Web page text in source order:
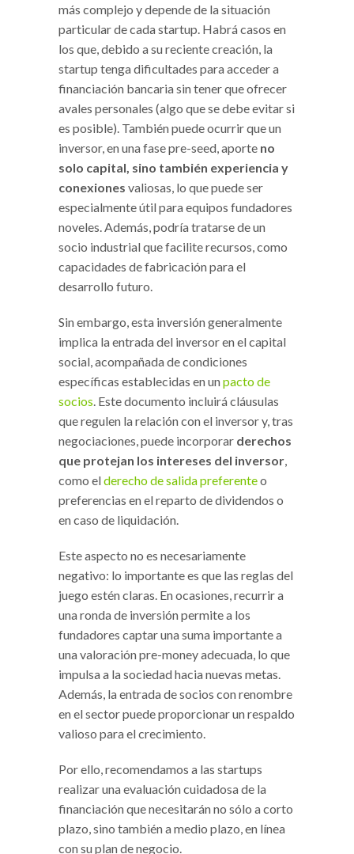
más complejo y depende de la situación
particular de cada startup. Habrá casos en
los que, debido a su reciente creación, la
startup tenga dificultades para acceder a
financiación bancaria sin tener que ofrecer
avales personales (algo que se debe evitar si
es posible). También puede ocurrir que un
inversor, en una fase pre-seed, aporte no
solo capital, sino también experiencia y
conexiones valiosas, lo que puede ser
especialmente útil para equipos fundadores
noveles. Además, podría tratarse de un
socio industrial que facilite recursos, como
capacidades de fabricación para el
desarrollo futuro.
Sin embargo, esta inversión generalmente
implica la entrada del inversor en el capital
social, acompañada de condiciones
específicas establecidas en unpacto de
socios. Este documento incluirá cláusulas
que regulen la relación con el inversor y, tras
negociaciones, puede incorporar derechos
que protejan los intereses del inversor,
como elderecho de salida preferenteo
preferencias en el reparto de dividendos o
en caso de liquidación.
Este aspecto no es necesariamente
negativo: lo importante es que las reglas del
juego estén claras. En ocasiones, recurrir a
una ronda de inversión permite a los
fundadores captar una suma importante a
una valoración pre-money adecuada, lo que
impulsa a la sociedad hacia nuevas metas.
Además, la entrada de socios con renombre
en el sector puede proporcionar un respaldo
valioso para el crecimiento.
Por ello, recomendamos a las startups
realizar una evaluación cuidadosa de la
financiación que necesitarán no sólo a corto
plazo, sino también a medio plazo, en línea
con su plan de negocio.